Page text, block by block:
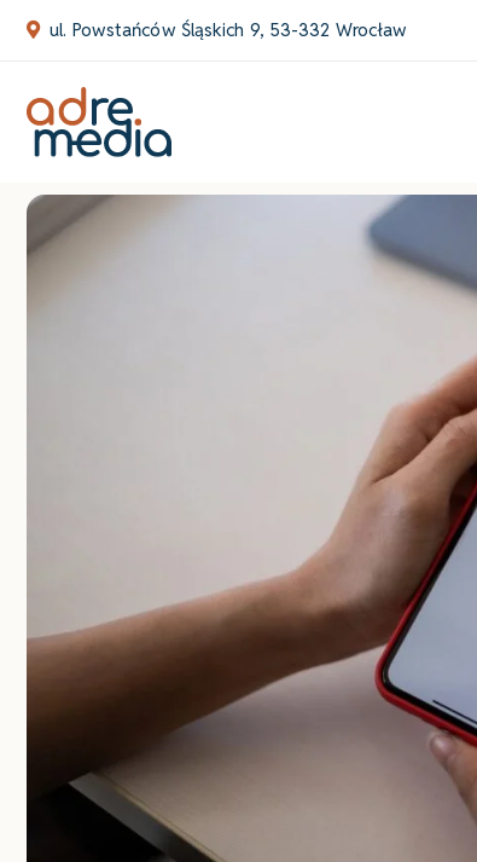
Skip
ul. Powstańców Śląskich 9, 53-332 Wrocław